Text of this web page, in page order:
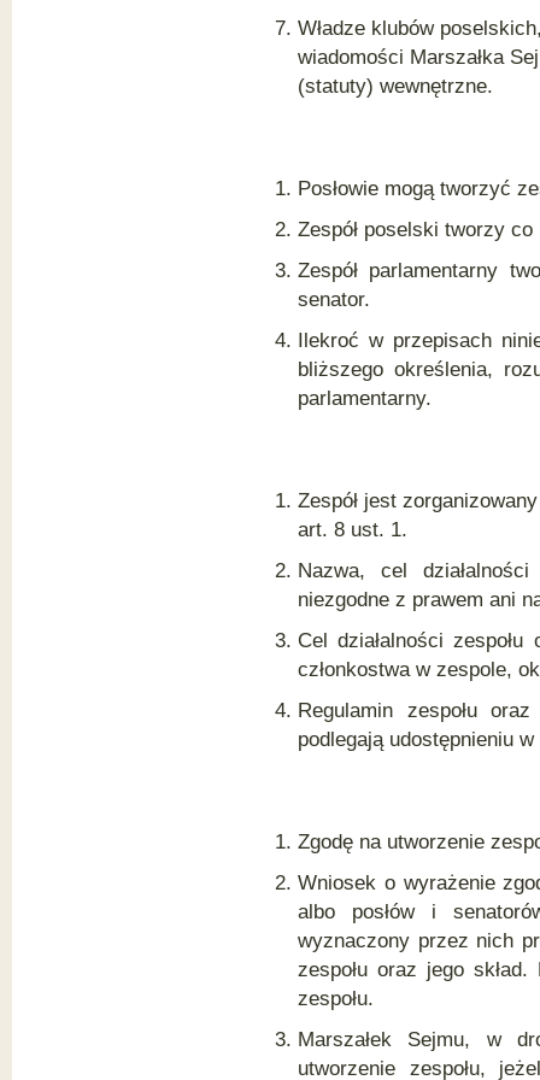
Władze klubów
wiadomości Marszałka
(statuty) wewnętrzne.
Posłowie mogą tworzyć
Zespół poselski tworzy co
Zespół parlamentarny
senator.
Ilekroć w przepisach
bliższego określenia,
parlamentarny.
Zespół jest
art. 8 ust. 1.
Nazwa, cel
niezgodne z prawem ani
Cel działalności
członkostwa w zespole,
Regulamin zespołu
podlegają udostępnieniu
Zgodę na utworzenie
Wniosek o wyrażenie
albo posłów i
wyznaczony przez nich
zespołu oraz jego
zespołu.
Marszałek Sejmu, w
utworzenie zespołu,